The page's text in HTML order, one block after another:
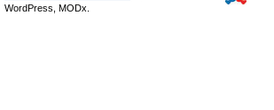
WordPress, MODx.